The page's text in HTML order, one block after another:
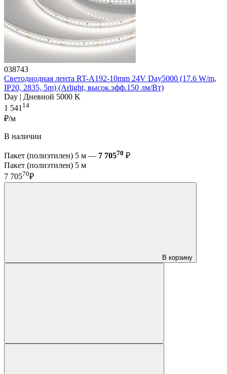
038743
Светодиодная лента RT-A192-10mm 24V Day5000 (17.6 W/m,
IP20, 2835, 5m) (Arlight, высок.эфф.150 лм/Вт)
Day | Дневной 5000 K
1 541 14
₽/м
В наличии
Пакет (полиэтилен) 5 м — 7 70570 ₽
Пакет (полиэтилен) 5 м
7 70570₽
В корзину